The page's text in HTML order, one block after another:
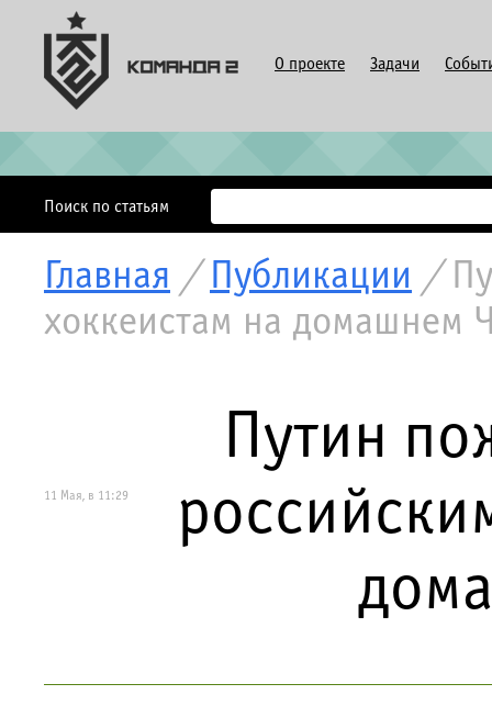
О проекте Задачи
Поиск по статьям
Главная / Публикации /
хоккеистам на домашнем
11 Мая, в 11:29
Путин